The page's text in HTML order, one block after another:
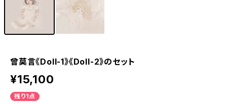
曾莫言《Doll-1》《Doll-2》のセット
¥15,100
残り1点